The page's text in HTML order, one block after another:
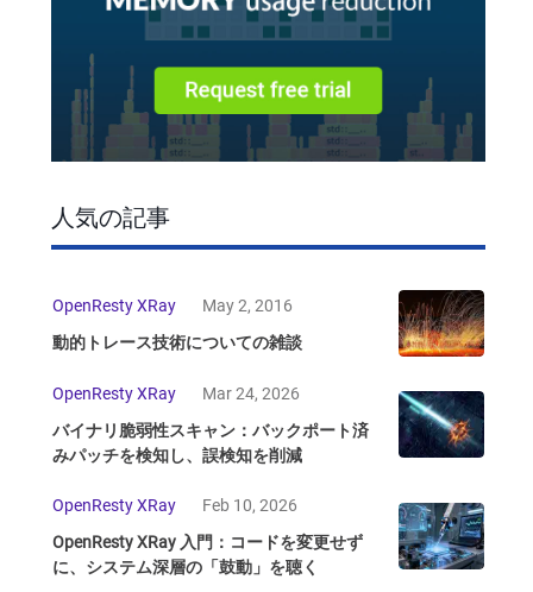
人気の記事
OpenResty XRay
May 2, 2016
動的トレース技術についての雑談
OpenResty XRay
Mar 24, 2026
バイナリ脆弱性スキャン：バックポート済
みパッチを検知し、誤検知を削減
OpenResty XRay
Feb 10, 2026
OpenResty XRay 入門：コードを変更せず
に、システム深層の「鼓動」を聴く